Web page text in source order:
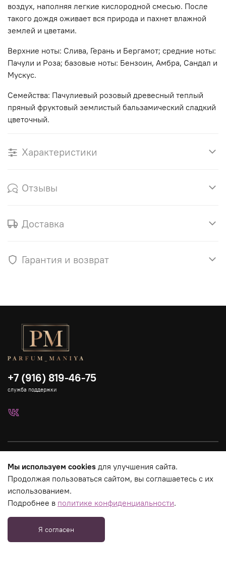
воздух, наполняя легкие кислородной смесью. После
такого дождя оживает вся природа и пахнет влажной
землей и цветами.
Верхние ноты: Слива, Герань и Бергамот; средние ноты:
Пачули и Роза; базовые ноты: Бензоин, Амбра, Сандал и
Мускус.
Семейства: Пачулиевый розовый древесный теплый
пряный фруктовый землистый бальзамический сладкий
цветочный.
Характеристики
Отзывы
Доставка
Гарантия и возврат
Страницы магазина
Юридическая информация
+7 (916) 819-46-75
служба поддержки
Мы используем cookies для улучшения сайта.
Продолжая пользоваться сайтом, вы соглашаетесь с их
использованием.
Подробнее в политике конфиденциальности.
Я согласен